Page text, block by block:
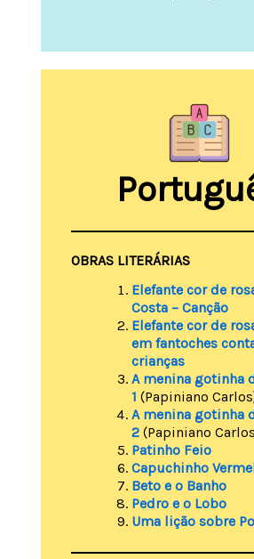
OBRAS LITERÁRIAS
Elefante cor de
Costa – Canção
Elefante cor de
em fantoches
crianças
A menina gotinha
1 (Papiniano
A menina gotinha
2(Papiniano
Patinho Feio
Capuchinho
Beto e o Banho
Pedro e o Lobo
Uma lição sobre